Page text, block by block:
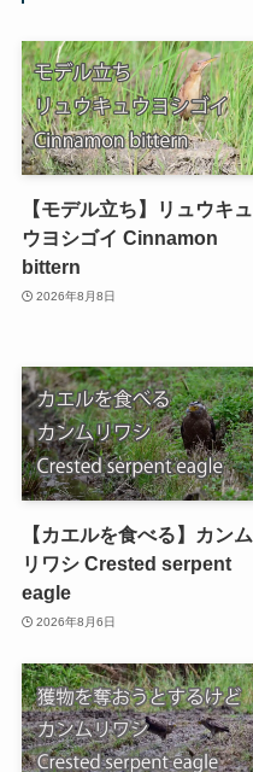
【モデル立ち】リュウキュ
ウヨシゴイ Cinnamon
bittern
2026年8月8日
【カエルを食べる】カンム
リワシ Crested serpent
eagle
2026年8月6日